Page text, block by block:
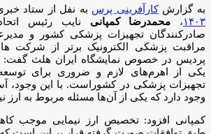
به گزارشکارآفرینی پرس به نفل از ستاد
۱۴۰۳، محمدرضا کمپانی نایب رئیس
صادرکنندگان تجهیزات پزشکی کشور و
مراقبت پزشکی الکترونیک برتر از شرکت
پردیس در خصوص نمایشگاه ایران هلث گفت:
یکی از اهرم‌های لازم و ضروری برای
تجهیزات پزشکی در کشوراست. با این وجود،
وجود دارد که یکی از آن‌ها مسئله مربوط به ارز
کمپانی افزود: تخصیص ارز نیمایی موجب